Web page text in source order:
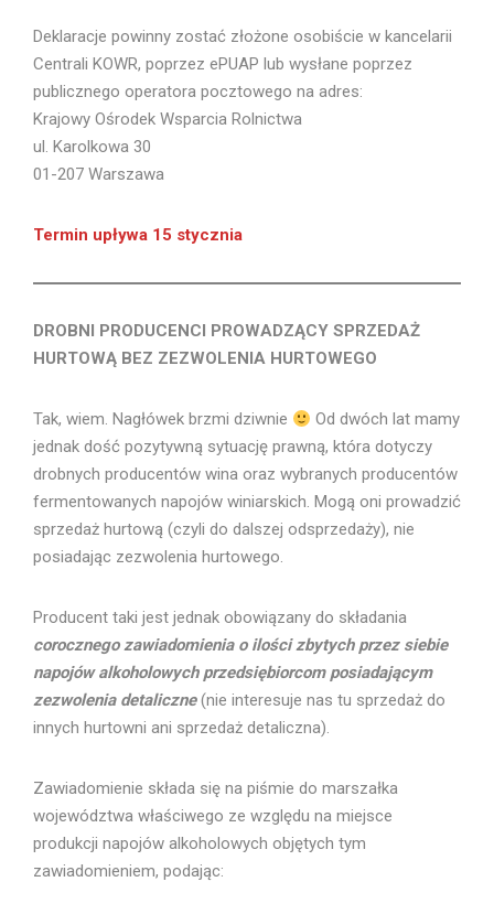
Deklaracje powinny zostać złożone osobiście w kancelarii
Centrali KOWR, poprzez ePUAP lub wysłane poprzez
publicznego operatora pocztowego na adres:
Krajowy Ośrodek Wsparcia Rolnictwa
ul. Karolkowa 30
01-207 Warszawa
Termin upływa 15 stycznia
DROBNI PRODUCENCI PROWADZĄCY SPRZEDAŻ
HURTOWĄ BEZ ZEZWOLENIA HURTOWEGO
Tak, wiem. Nagłówek brzmi dziwnie
Od dwóch lat mamy
jednak dość pozytywną sytuację prawną, która dotyczy
drobnych producentów wina oraz wybranych producentów
fermentowanych napojów winiarskich. Mogą oni prowadzić
sprzedaż hurtową (czyli do dalszej odsprzedaży), nie
posiadając zezwolenia hurtowego.
Producent taki jest jednak obowiązany do składania
corocznego zawiadomienia o ilości zbytych przez siebie
napojów alkoholowych przedsiębiorcom posiadającym
zezwolenia detaliczne (nie interesuje nas tu sprzedaż do
innych hurtowni ani sprzedaż detaliczna).
Zawiadomienie składa się na piśmie do marszałka
województwa właściwego ze względu na miejsce
produkcji napojów alkoholowych objętych tym
zawiadomieniem, podając: